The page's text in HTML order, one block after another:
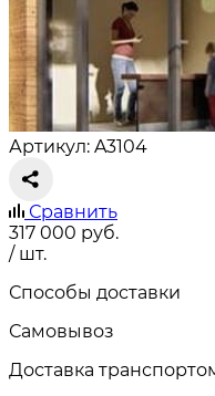
Артикул: A3104
Сравнить
317 000 руб.
/ шт.
Способы доставки
Самовывоз
Доставка